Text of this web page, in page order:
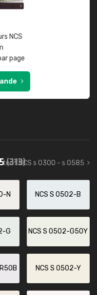
NCS
page
(313)
tout NCS s 0300 - s 0585
N NCS S 0502-B
G NCS S 0502-G50Y
NCS S 0502-Y